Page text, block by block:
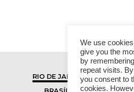
RIO DE JANEIRO
We use
give you the
by
repeat visits.
you consent to
cookies.